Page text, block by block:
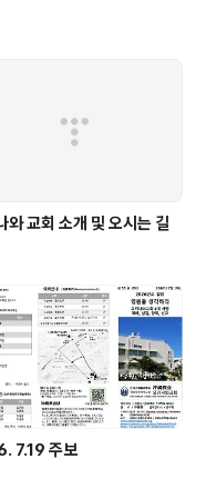
와 교회 소개 및 오시는 길
7.19 주보